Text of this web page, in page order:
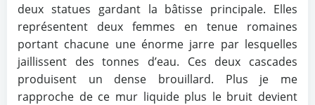
deux statues gardant la bâtisse principale. Elles
représentent deux femmes en tenue romaines
portant chacune une énorme jarre par lesquelles
jaillissent des tonnes d’eau. Ces deux cascades
produisent un dense brouillard. Plus je me
rapproche de ce mur liquide plus le bruit devient